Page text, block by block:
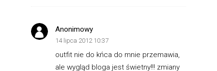
Anonimowy
14 lipca 2012 10:37
outfit nie do kńca do mnie przemawia,
ale wygląd bloga jest świetny!!! zmiany